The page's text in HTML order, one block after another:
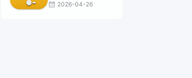
2026-04-26